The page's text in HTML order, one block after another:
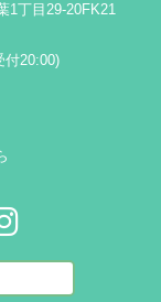
1丁目29-20FK21
付20:00)